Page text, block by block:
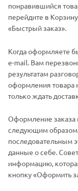
понравившийся
перейдите в
«Быстрый заказ».
Когда оформляете
e-mail. Вам
результатам
оформления товара
только ждать
Оформление заказа
следующим
последовательным
данные о себе.
информацию,
кнопку «Оформить